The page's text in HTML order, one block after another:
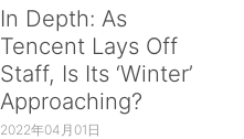
In Depth: As
Tencent Lays Off
Staff, Is Its ‘Winter’
Approaching?
2022年04月01日